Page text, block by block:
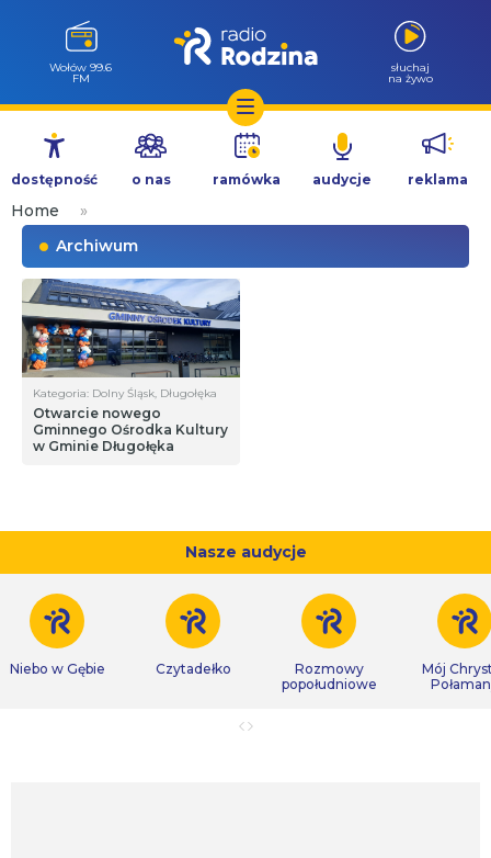
Przejdź
treści
Wołów 99.6
FM
słuchaj
na żywo
dostępność o nas ramówka audycje reklama
Home
»
Archiwum
Kategoria: Dolny Śląsk, Długołęka
Otwarcie nowego
Gminnego Ośrodka Kultury
w Gminie Długołęka
Nasze audycje
Niebo w Gębie Czytadełko
Rozmowy
popołudniowe
Mój